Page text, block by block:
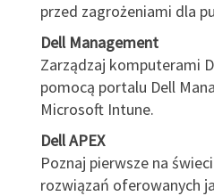
przed zagrożeniami dla
Dell Management
Zarządzaj komputerami
pomocą portalu Dell
Microsoft Intune.
Dell APEX
Poznaj pierwsze na
rozwiązań oferowanych